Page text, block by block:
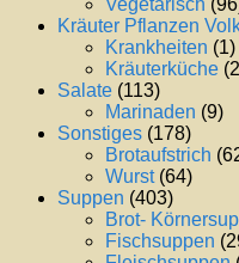
Vegetarisch
Kräuter Pflanzen
Krankheiten (1)
Kräuterküche
Salate (113)
Marinaden (9)
Sonstiges (178)
Brotaufstrich
Wurst(64)
Suppen (403)
Brot-
Fischsuppen